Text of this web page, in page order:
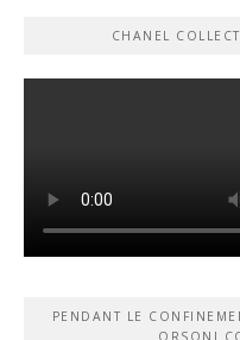
CHANEL
PENDANT LE
ORSONI